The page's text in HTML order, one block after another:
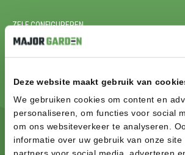
Deze website maakt gebruik van
We gebruiken cookies om content en
personaliseren, om functies voor social
om ons websiteverkeer te analyseren.
informatie over uw gebruik van onze site
partners voor social media, adverteren
ZELF CONFIGUREREN
KLAAR OM JE
REALISEREN? START
CONFIGUREREN
CONFIGUREREN